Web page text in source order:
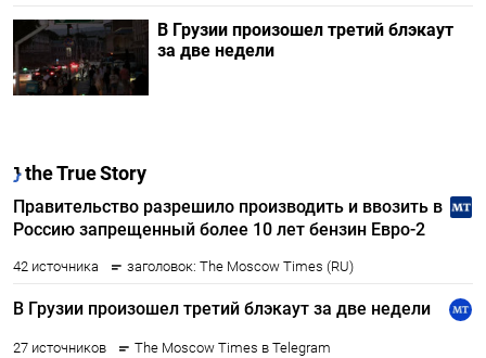
В Грузии произошел третий блэкаут
за две недели